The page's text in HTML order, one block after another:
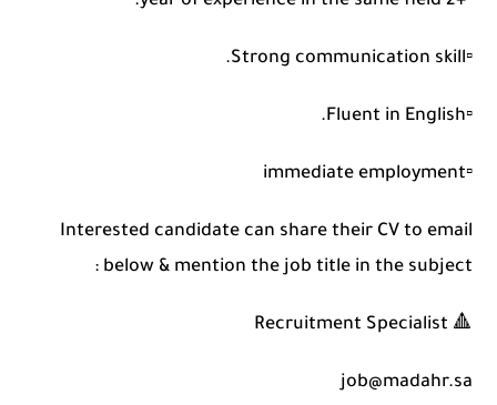
▫️Strong communication skill.
▫️Fluent in English.
▫️immediate employment
Interested candidate can share their CV to email
below & mention the job title in the subject :
🔺 Recruitment Specialist
job@madahr.sa